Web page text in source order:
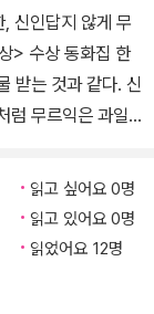
받는 것과 같다. 신
럼 무르익은 과일
서 같은 반 친구이
녀석들’인 철수와
지가 있다는 공통
현실을 바탕으로
읽고 싶어요 0명
읽고 있어요 0명
읽었어요 12명